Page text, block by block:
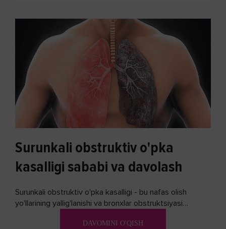
Surunkali obstruktiv o'pka
kasalligi sababi va davolash
Surunkali obstruktiv o'pka kasalligi - bu nafas olish
yo'llarining yallig'lanishi va bronxlar obstruktsiyasi
DAVOMINI O'QISH